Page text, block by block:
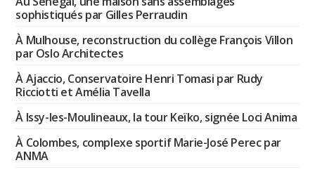
sophistiqués par Gilles Perraudin
À Mulhouse, reconstruction du collège François Villon
par Oslo Architectes
À Ajaccio, Conservatoire Henri Tomasi par Rudy
Ricciotti et Amélia Tavella
À Issy-les-Moulineaux, la tour Keïko, signée Loci Anima
À Colombes, complexe sportif Marie-José Perec par
ANMA